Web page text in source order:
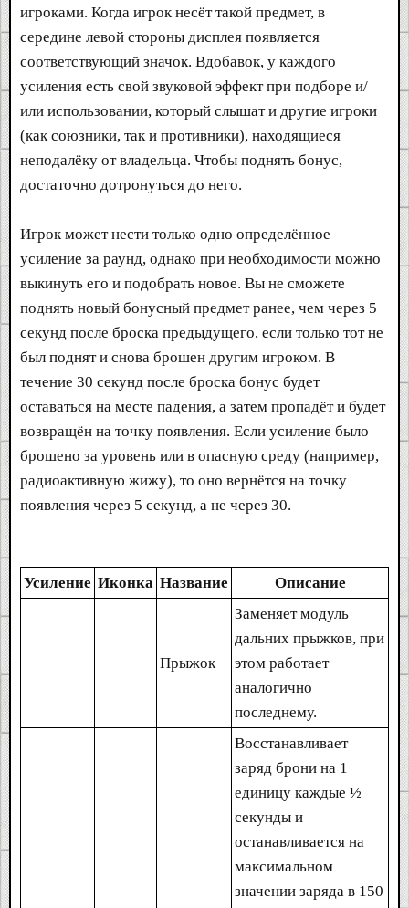
игроками. Когда игрок несёт такой предмет, в
середине левой стороны дисплея появляется
соответствующий значок. Вдобавок, у каждого
усиления есть свой звуковой эффект при подборе и/
или использовании, который слышат и другие игроки
(как союзники, так и противники), находящиеся
неподалёку от владельца. Чтобы поднять бонус,
достаточно дотронуться до него.
Игрок может нести только одно определённое
усиление за раунд, однако при необходимости можно
выкинуть его и подобрать новое. Вы не сможете
поднять новый бонусный предмет ранее, чем через 5
секунд после броска предыдущего, если только тот не
был поднят и снова брошен другим игроком. В
течение 30 секунд после броска бонус будет
оставаться на месте падения, а затем пропадёт и будет
возвращён на точку появления. Если усиление было
брошено за уровень или в опасную среду (например,
радиоактивную жижу), то оно вернётся на точку
появления через 5 секунд, а не через 30.
Усиление Иконка Название Описание
Прыжок
Заменяет модуль
дальних прыжков, при
этом работает
аналогично
последнему.
Восстанавливает
заряд брони на 1
единицу каждые ½
секунды и
останавливается на
максимальном
значении заряда в 150